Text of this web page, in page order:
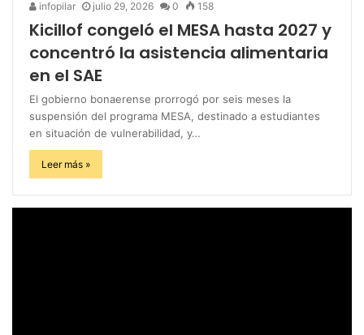
infopilar julio 29, 2026 0 158
Kicillof congeló el MESA hasta 2027 y
concentró la asistencia alimentaria
en el SAE
El gobierno bonaerense prorrogó por seis meses la
suspensión del programa MESA, destinado a estudiantes
en situación de vulnerabilidad, y…
Leer más »